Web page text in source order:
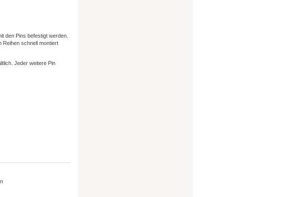
den Pins befestigt werden.
Reihen schnell montiert
Jeder weitere Pin